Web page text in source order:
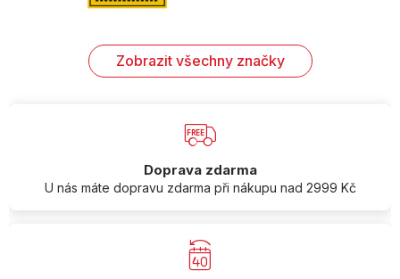
Zobrazit všechny značky
Doprava zdarma
U nás máte dopravu zdarma při nákupu nad 2999 Kč